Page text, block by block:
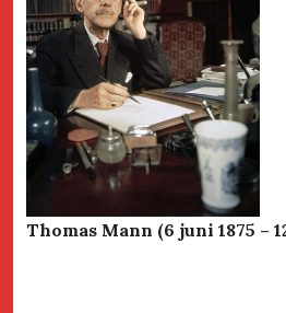
Thomas Mann (6 juni 1875 –